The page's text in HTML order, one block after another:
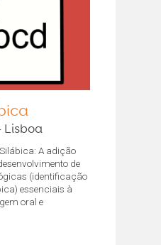
Lisboa
A adição
de
(identificação
essenciais à
oral e